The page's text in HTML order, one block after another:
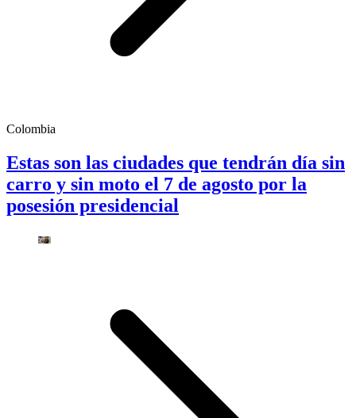
Colombia
Estas son las ciudades que tendrán día sin
carro y sin moto el 7 de agosto por la
posesión presidencial